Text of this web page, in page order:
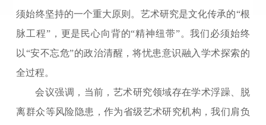
须始终坚持的一个重大原则。艺术研究是文化传承的“根
脉工程”，更是民心向背的“精神纽带”。我们必须始终
以“安不忘危”的政治清醒，将忧患意识融入学术探索的
全过程。
会议强调，当前，艺术研究领域存在学术浮躁、脱
离群众等风险隐患，作为省级艺术研究机构，我们肩负